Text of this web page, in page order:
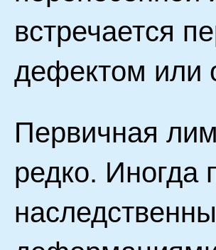
встречается
дефектом или
Первичная
редко. Иногда